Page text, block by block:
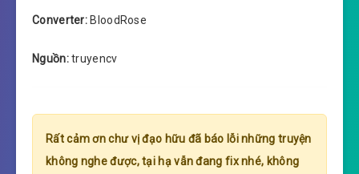
Converter: BloodRose
Nguồn:truyencv
Rất cảm ơn chư vị đạo hữu đã báo lỗi những truyện
không nghe được, tại hạ vẫn đang fix nhé, không